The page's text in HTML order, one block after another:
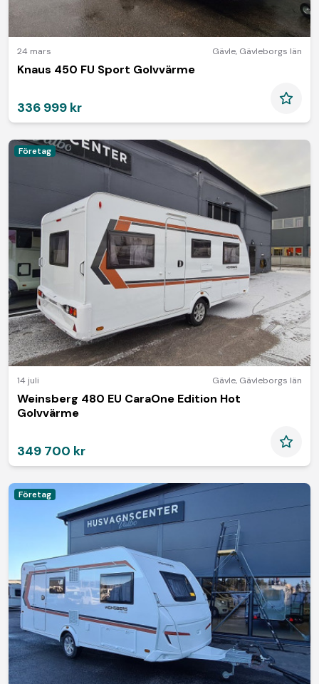
24 mars Gävle, Gävleborgs län
Knaus 450 FU Sport Golvvärme
336 999 kr
Företag
14 juli Gävle, Gävleborgs län
Weinsberg 480 EU CaraOne Edition Hot
Golvvärme
349 700 kr
Företag